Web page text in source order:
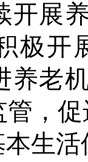
开展
极开
养老
，
生